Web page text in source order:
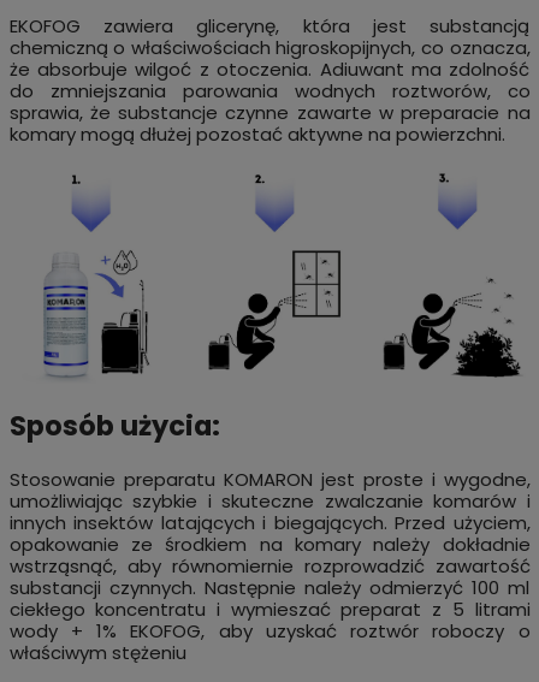
EKOFOG zawiera glicerynę, która jest substancją
chemiczną o właściwościach higroskopijnych, co oznacza,
że absorbuje wilgoć z otoczenia. Adiuwant ma zdolność
do zmniejszania parowania wodnych roztworów, co
sprawia, że substancje czynne zawarte w preparacie na
komary mogą dłużej pozostać aktywne na powierzchni.
Sposób użycia:
Stosowanie preparatu KOMARON jest proste i wygodne,
umożliwiając szybkie i skuteczne zwalczanie komarów i
innych insektów latających i biegających. Przed użyciem,
opakowanie ze środkiem na komary należy dokładnie
wstrząsnąć, aby równomiernie rozprowadzić zawartość
substancji czynnych. Następnie należy odmierzyć 100 ml
ciekłego koncentratu i wymieszać preparat z 5 litrami
wody + 1% EKOFOG, aby uzyskać roztwór roboczy o
właściwym stężeniu